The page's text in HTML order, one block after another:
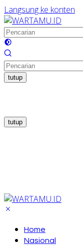
Langsung ke konten
tutup
tutup
Home
Nasional